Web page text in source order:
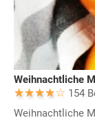
Weihnachtliche
154
Weihnachtliche